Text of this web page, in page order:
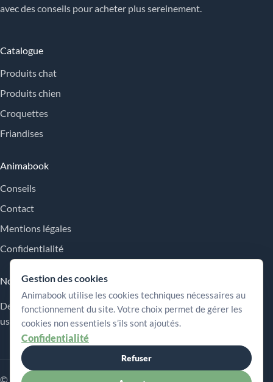
avec des conseils pour acheter plus sereinement.
Catalogue
Produits chat
Produits chien
Croquettes
Friandises
Animabook
Conseils
Contact
Mentions légales
Confidentialité
Nos engagements
Des repères simples pour comparer les offres, comprendre les
usages et choisir plus sereinement.
© 2026 Animabook
Gestion des cookies
Animabook utilise les cookies techniques nécessaires au
fonctionnement du site. Votre choix permet de gérer les
cookies non essentiels s’ils sont ajoutés.
Confidentialité
Refuser